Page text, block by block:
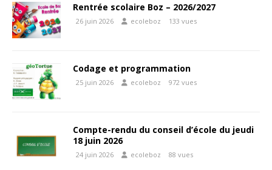
Rentrée scolaire Boz – 2026/2027
26 juin 2026 ecoleboz 133 vues
Codage et programmation
25 juin 2026 ecoleboz 972 vues
Compte-rendu du conseil d’école du jeudi
18 juin 2026
24 juin 2026 ecoleboz 88 vues